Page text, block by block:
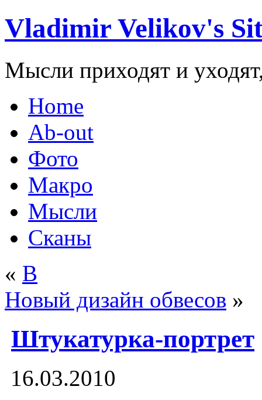
Vladimir Velikov's
Мысли приходят и
Home
Ab-out
Фото
Макро
Мысли
Сканы
« В
Новый дизайн обвесов »
Штукатурка-портрет
16.03.2010